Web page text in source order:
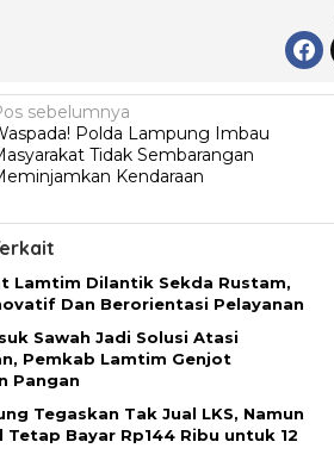
sebelumnya
Polda Lampung Imbau
Tidak Sembarangan
Kendaraan
Lamtim Dilantik Sekda Rustam,
Dan Berorientasi Pelayanan
Sawah Jadi Solusi Atasi
Pemkab Lamtim Genjot
Pangan
Tegaskan Tak Jual LKS, Namun
Tetap Bayar Rp144 Ribu untuk 12